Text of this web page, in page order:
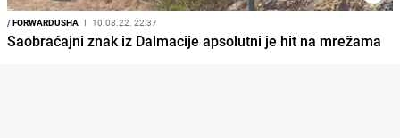
/FORWARDUSHA I 10.08.22. 22:37
Saobraćajni znak iz Dalmacije apsolutni je hit na mrežama